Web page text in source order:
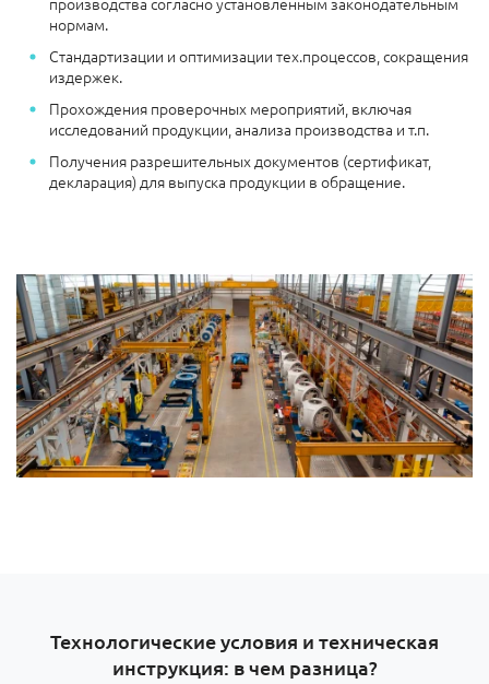
нормам.
Стандартизации и оптимизации тех.процессов, сокращения
издержек.
Прохождения проверочных мероприятий, включая
исследований продукции, анализа производства и т.п.
Получения разрешительных документов (сертификат,
декларация) для выпуска продукции в обращение.
Технологические условия и техническая
инструкция: в чем разница?